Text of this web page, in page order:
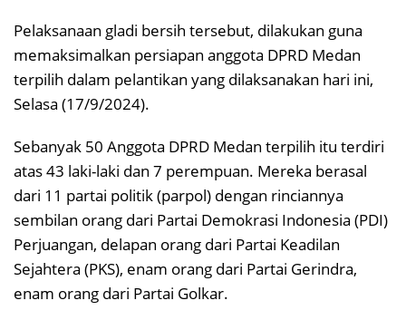
Pelaksanaan gladi bersih tersebut, dilakukan guna
memaksimalkan persiapan anggota DPRD Medan
terpilih dalam pelantikan yang dilaksanakan hari ini,
Selasa (17/9/2024).
Sebanyak 50 Anggota DPRD Medan terpilih itu terdiri
atas 43 laki-laki dan 7 perempuan. Mereka berasal
dari 11 partai politik (parpol) dengan rinciannya
sembilan orang dari Partai Demokrasi Indonesia (PDI)
Perjuangan, delapan orang dari Partai Keadilan
Sejahtera (PKS), enam orang dari Partai Gerindra,
enam orang dari Partai Golkar.